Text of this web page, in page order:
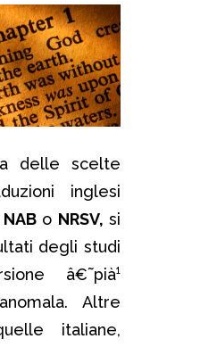
delle scelte
inglesi
NAB o NRSV, si
degli studi
â€˜pià¹
Altre
italiane,